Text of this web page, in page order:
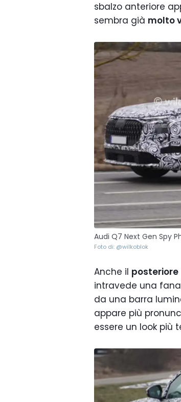
sbalzo anteriore
sembra già molto
Audi Q7 Next Gen Spy
Foto di: @wilkoblok
Anche il posteriore
intravede una
da una barra
appare più
essere un look più